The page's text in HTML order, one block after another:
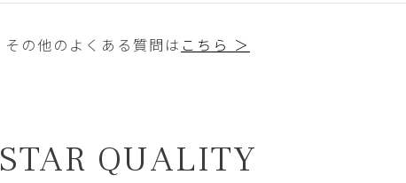
その他のよくある質問は こちら ＞
STAR QUALITY